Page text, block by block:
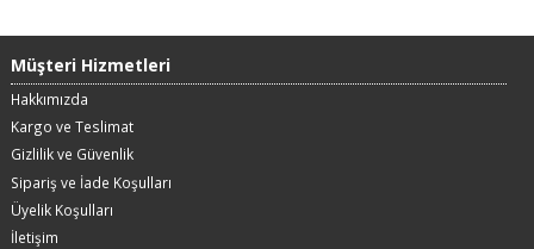
Müşteri Hizmetleri
Hakkımızda
Kargo ve Teslimat
Gizlilik ve Güvenlik
Sipariş ve İade Koşulları
Üyelik Koşulları
İletişim